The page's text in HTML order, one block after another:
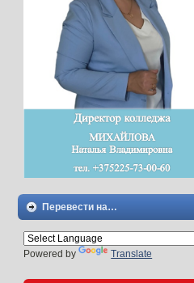
Перевести на…
Powered by Translate